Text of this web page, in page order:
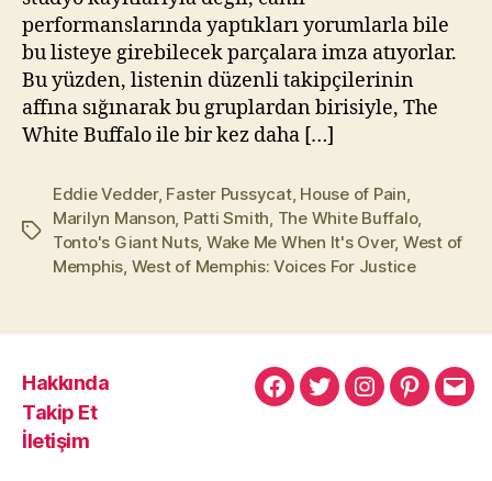
#39)
performanslarında yaptıkları yorumlarla bile
bu listeye girebilecek parçalara imza atıyorlar.
Bu yüzden, listenin düzenli takipçilerinin
affına sığınarak bu gruplardan birisiyle, The
White Buffalo ile bir kez daha […]
Etiketler
Eddie Vedder, Faster Pussycat, House of Pain
Marilyn Manson Patti Smith The White Buffalo,
Tonto's Giant Nuts, Wake Me When It's Over, West of
Memphis West of Memphis: Voices For Justice
Hakkında
Takip Et
İletişim
MuratMuratMuratPinterest